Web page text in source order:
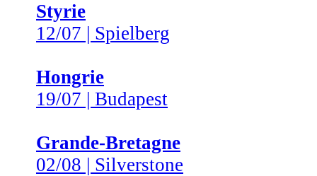
Styrie
12/07 | Spielberg
Hongrie
19/07 | Budapest
Grande-Bretagne
02/08 | Silverstone